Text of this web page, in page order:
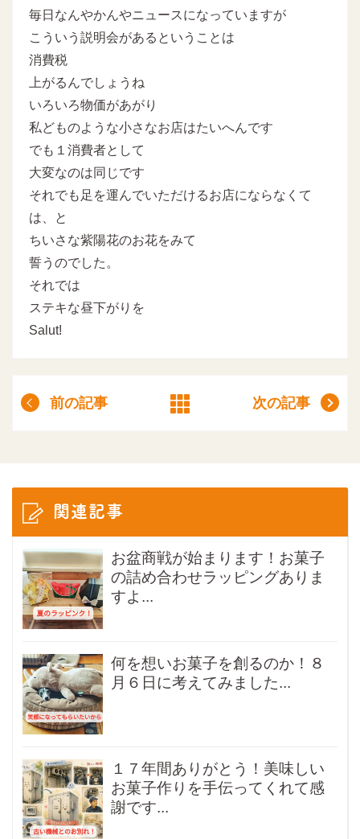
毎日なんやかんやニュースになっていますが
こういう説明会があるということは
消費税
上がるんでしょうね
いろいろ物価があがり
私どものような小さなお店はたいへんです
でも１消費者として
大変なのは同じです
それでも足を運んでいただけるお店にならなくて
は、と
ちいさな紫陽花のお花をみて
誓うのでした。
それでは
ステキな昼下がりを
Salut!
前の記事 次の記事
関連記事
お盆商戦が始まります！お菓子
の詰め合わせラッピングありま
すよ...
何を想いお菓子を創るのか！８
月６日に考えてみました...
１７年間ありがとう！美味しい
お菓子作りを手伝ってくれて感
謝です...